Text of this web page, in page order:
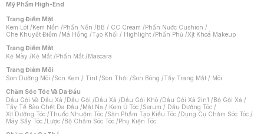
Mỹ Phẩm High-End
Trang Điểm Mặt
Kem Lót /Kem Nền /Phấn Nền /BB / CC Cream /Phấn Nước Cushion /
Che Khuyết Điểm /Má Hồng /Tạo Khối / Highlight /Phấn Phủ /Xịt Khoá Makeup
Trang Điểm Mắt
Kẻ Mày /Kẻ Mắt /Phấn Mắt /Mascara
Trang Điểm Môi
Son Dưỡng Môi /Son Kem / Tint /Son Thỏi /Son Bóng /Tẩy Trang Mắt / Môi
Chăm Sóc Tóc Và Da Đầu
Dầu Gội Và Dầu Xả /Dầu Gội /Dầu Xả /Dầu Gội Khô /Dầu Gội Xả 2in1 /Bộ Gội Xả /
Tẩy Tế Bào Chết Da Đầu /Mặt Nạ / Kem Ủ Tóc /Serum / Dầu Dưỡng Tóc /
Xịt Dưỡng Tóc /Thuốc Nhuộm Tóc /Sản Phẩm Tạo Kiểu Tóc /Dụng Cụ Chăm Sóc Tóc /
Máy Sấy Tóc /Lược /Bộ Chăm Sóc Tóc /Phụ Kiện Tóc